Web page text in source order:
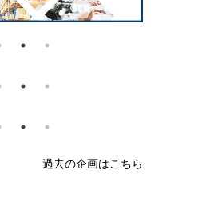
過去の企画はこちら